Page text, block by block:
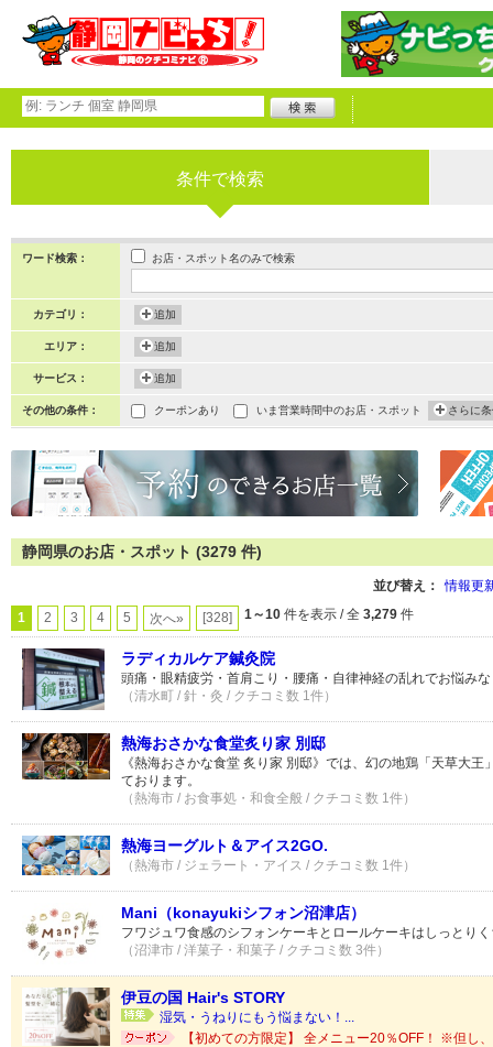
条件で検索
ワード検索： お店・スポット名のみで検索
カテゴリ： 追加
エリア： 追加
サービス： 追加
その他の条件： クーポンあり いま営業時間中のお店・スポット さらに
静岡県のお店・スポット (3279 件)
並び替え： 情報更
1 2 3 4 5 次へ» [328] 1～10 件を表示 / 全 3,279 件
ラディカルケア鍼灸院
頭痛・眼精疲労・首肩こり・腰痛・自律神経の乱れでお悩み
（清水町 / 針・灸 / クチコミ数 1件）
熱海おさかな食堂炙り家 別邸
《熱海おさかな食堂 炙り家 別邸》では、幻の地鶏「天草大
ております。
（熱海市 / お食事処・和食全般 / クチコミ数 1件）
熱海ヨーグルト＆アイス2GO.
（熱海市 / ジェラート・アイス / クチコミ数 1件）
Mani（konayukiシフォン沼津店）
フワジュワ食感のシフォンケーキとロールケーキはしっとり
（沼津市 / 洋菓子・和菓子 / クチコミ数 3件）
伊豆の国 Hair's STORY
湿気・うねりにもう悩まない！...
【初めての方限定】 全メニュー20％OFF！ ※但し